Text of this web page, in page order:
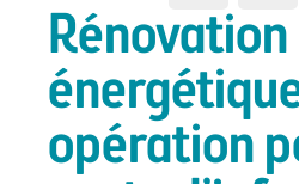
Rénovation
opération